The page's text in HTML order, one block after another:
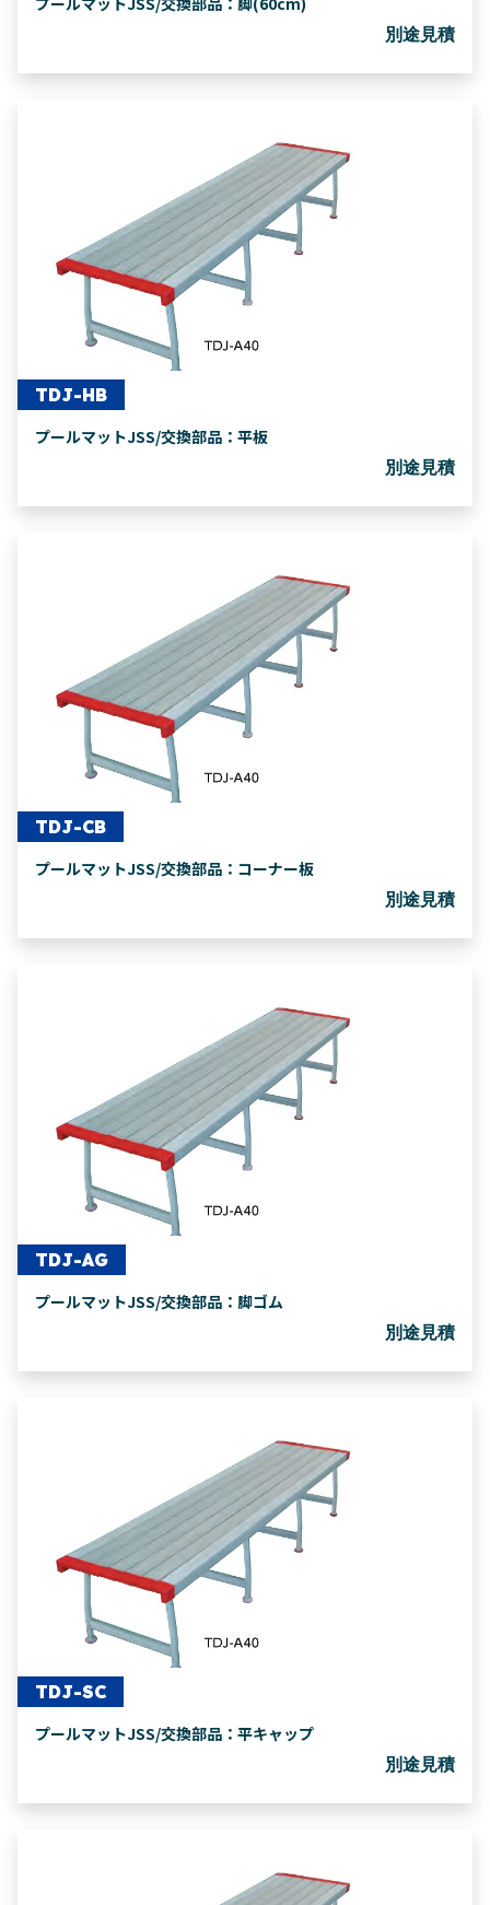
別途見積
TDJ-HB
プールマットJSS/交換部品：平板
別途見積
TDJ-CB
プールマットJSS/交換部品：コーナー板
別途見積
TDJ-AG
プールマットJSS/交換部品：脚ゴム
別途見積
TDJ-SC
プールマットJSS/交換部品：平キャップ
別途見積